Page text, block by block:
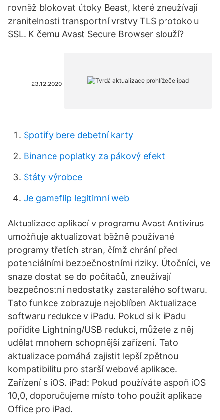
rovněž blokovat útoky Beast, které zneužívají
zranitelnosti transportní vrstvy TLS protokolu
SSL. K čemu Avast Secure Browser slouží?
23.12.2020
Spotify bere debetní karty
Binance poplatky za pákový efekt
Státy výrobce
Je gameflip legitimní web
Aktualizace aplikací v programu Avast Antivirus
umožňuje aktualizovat běžně používané
programy třetích stran, čímž chrání před
potenciálními bezpečnostními riziky. Útočníci, ve
snaze dostat se do počítačů, zneužívají
bezpečnostní nedostatky zastaralého softwaru.
Tato funkce zobrazuje nejoblíben Aktualizace
softwaru redukce v iPadu. Pokud si k iPadu
pořídíte Lightning/USB redukci, můžete z něj
udělat mnohem schopnější zařízení. Tato
aktualizace pomáhá zajistit lepší zpětnou
kompatibilitu pro starší webové aplikace.
Zařízení s iOS. iPad: Pokud používáte aspoň iOS
10,0, doporučujeme místo toho použít aplikace
Office pro iPad.